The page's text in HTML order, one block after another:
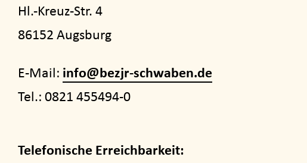
Hl.-Kreuz-Str. 4
86152 Augsburg
E-Mail: info@bezjr-schwaben.de
Tel.: 0821 455494-0
Telefonische Erreichbarkeit: